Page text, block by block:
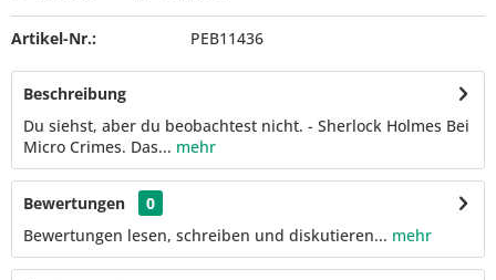
Artikel-Nr.: PEB11436
Beschreibung
Du siehst, aber du beobachtest nicht. - Sherlock Holmes Bei
Micro Crimes. Das... mehr
Bewertungen
0
Bewertungen lesen, schreiben und diskutieren... mehr